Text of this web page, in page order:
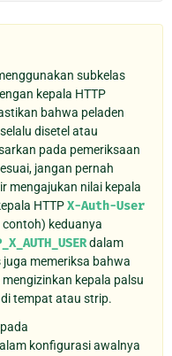
subkelas
kepala HTTP
bahwa peladen
disetel atau
pada pemeriksaan
jangan pernah
mengajukan nilai kepala
HTTPX-Auth-User
contoh) keduanya
dalam
juga memeriksa bahwa
kepala palsu
tempat atau strip.
konfigurasi awalnya